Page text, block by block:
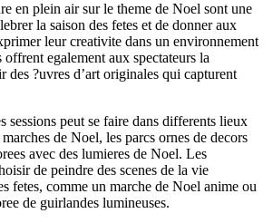
en plein air sur le theme de Noel sont une
la saison des fetes et de donner aux
leur creativite dans un environnement
offrent egalement aux spectateurs la
des ?uvres d’art originales qui capturent
sessions peut se faire dans differents lieux
de Noel, les parcs ornes de decors
avec des lumieres de Noel. Les
de peindre des scenes de la vie
fetes, comme un marche de Noel anime ou
de guirlandes lumineuses.